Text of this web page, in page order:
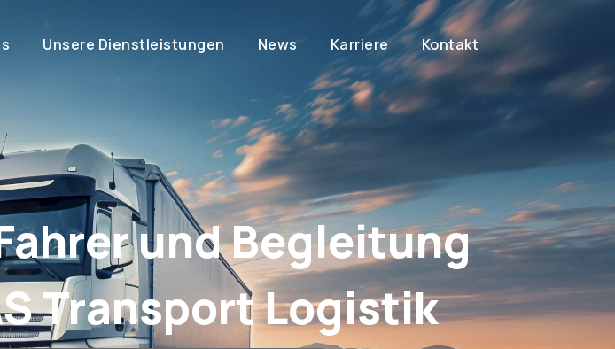
Unsere Dienstleistungen News Karriere Kontakt
und Begleitung
Transport Logistik